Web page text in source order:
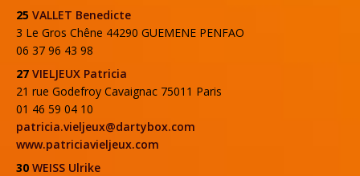
25 VALLET Benedicte
3 Le Gros Chêne 44290 GUEMENE PENFAO
06 37 96 43 98
27 VIELJEUX Patricia
21 rue Godefroy Cavaignac 75011 Paris
01 46 59 04 10
patricia.vieljeux@dartybox.com
www.patriciavieljeux.com
30 WEISS Ulrike